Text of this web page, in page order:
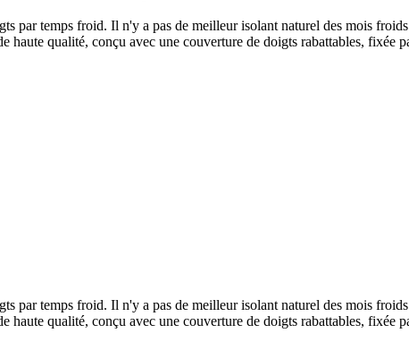
par temps froid. Il n'y a pas de meilleur isolant naturel des mois
qualité, conçu avec une couverture de doigts rabattables, fixée
par temps froid. Il n'y a pas de meilleur isolant naturel des mois
qualité, conçu avec une couverture de doigts rabattables, fixée